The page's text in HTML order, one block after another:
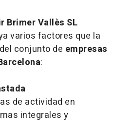
Brimer Vallès SL
varios factores que la
conjunto de empresas
:
de actividad en
integrales y